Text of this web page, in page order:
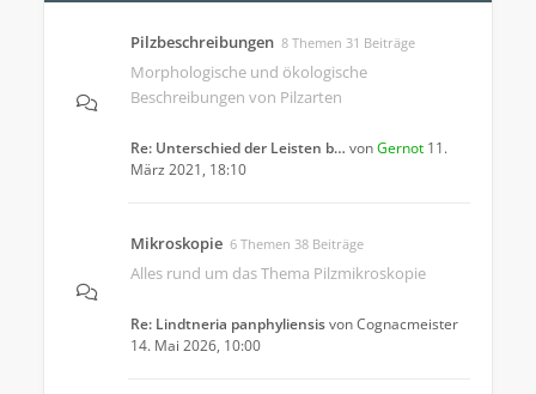
Pilzbeschreibungen 8 Themen 31 Beiträge
Morphologische und ökologische
Beschreibungen von Pilzarten
Re: Unterschied der Leisten b… vonGernot 11.
März 2021, 18:10
Mikroskopie 6 Themen 38 Beiträge
Alles rund um das Thema Pilzmikroskopie
Re: Lindtneria panphyliensisvonCognacmeister
14. Mai 2026, 10:00